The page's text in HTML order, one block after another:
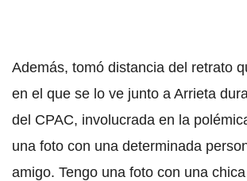
Además, tomó distancia del retrato
en el que se lo ve junto a Arrieta
del CPAC, involucrada en la
una foto con una determinada
amigo. Tengo una foto con una